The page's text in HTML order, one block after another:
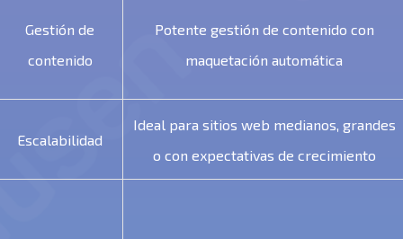
Gestión de
contenido
Potente gestión de contenido con
maquetación automática
Escalabilidad
Ideal para sitios web medianos, grandes
o con expectativas de crecimiento